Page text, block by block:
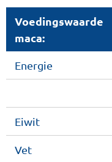
Voedingswaarde
maca:
Energie
Eiwit
Vet